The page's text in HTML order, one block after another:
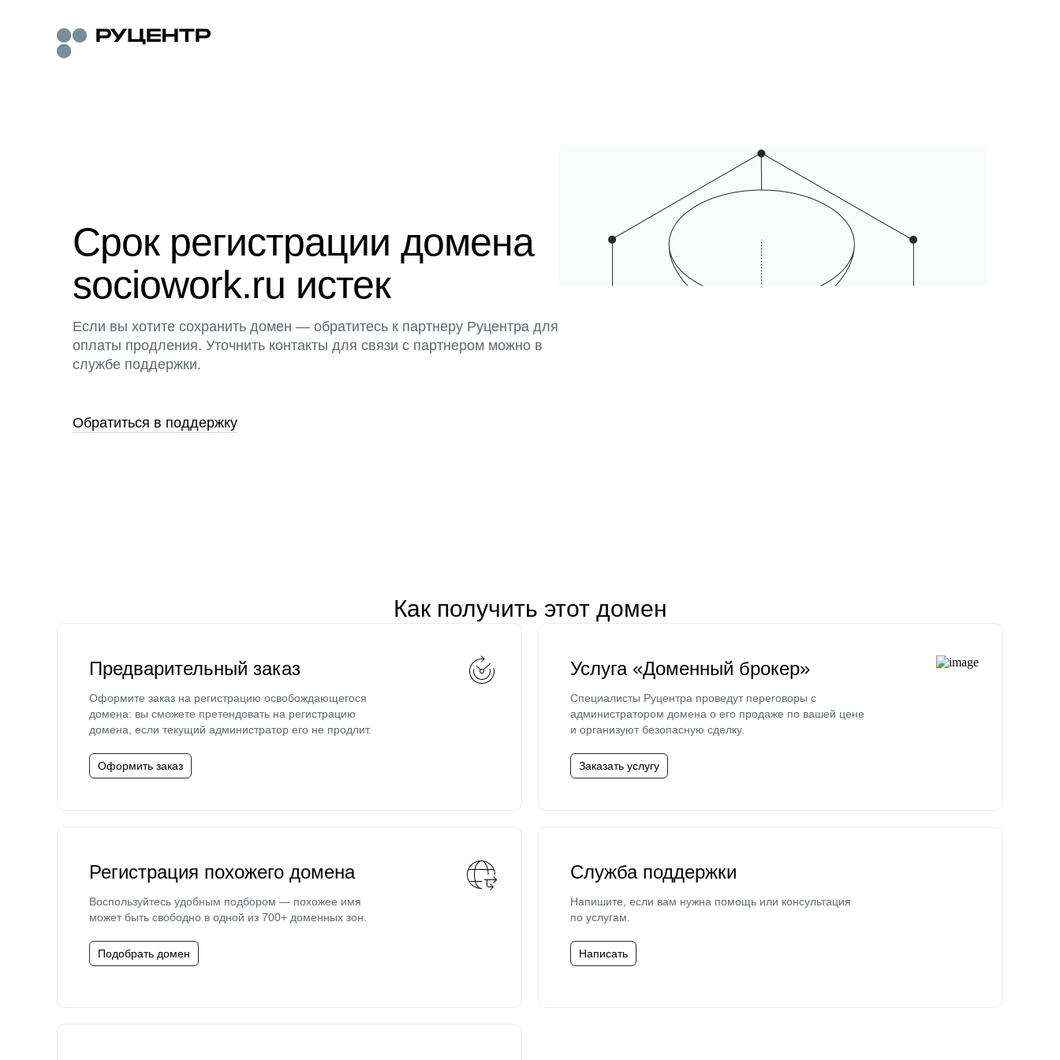
Срок регистрации домена
sociowork.ru истек
Если вы хотите сохранить домен — обратитесь к партнеру Руцентра для
оплаты продления. Уточнить контакты для связи с партнером можно в
службе поддержки.
Обратиться в поддержку
Как получить этот домен
Предварительный заказ
Оформите заказ на регистрацию освобождающегося
домена: вы сможете претендовать на регистрацию
домена, если текущий администратор его не продлит.
Оформить заказ
Услуга «Доменный брокер»
Специалисты Руцентра проведут переговоры с
администратором домена о его продаже по вашей цене
и организуют безопасную сделку.
Заказать услугу
Регистрация похожего домена
Воспользуйтесь удобным подбором — похожее имя
может быть свободно в одной из 700+ доменных зон.
Подобрать домен
Служба поддержки
Напишите, если вам нужна помощь или консультация
по услугам.
Написать